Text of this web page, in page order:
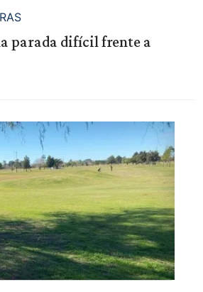
parada difícil frente a